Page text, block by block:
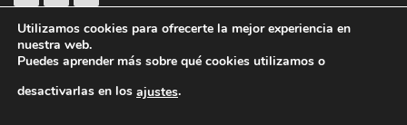
Utilizamos cookies para ofrecerte la mejor experiencia en
nuestra web.
Puedes aprender más sobre qué cookies utilizamos o
desactivarlas en los ajustes.
Copyright © 2025 ·